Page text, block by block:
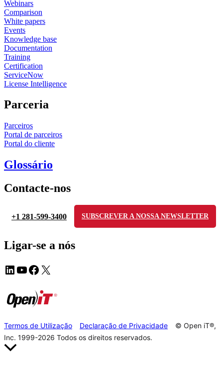
Webinars
Comparison
White papers
Events
Knowledge base
Documentation
Training
Certification
ServiceNow
License Intelligence
Parceria
Parceiros
Portal de parceiros
Portal do cliente
Glossário
Contacte-nos
+1 281-599-3400 SUBSCREVER A NOSSA NEWSLETTER
Ligar-se a nós
Termos de Utilização Declaração de Privacidade
© Open iT®,
Inc. 1999-2026 Todos os direitos reservados.